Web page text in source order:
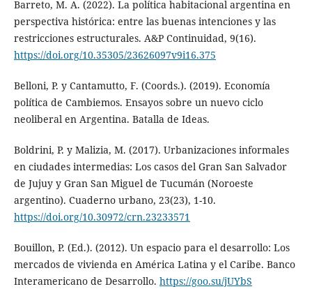
Barreto, M. A. (2022). La política habitacional argentina en
perspectiva histórica: entre las buenas intenciones y las
restricciones estructurales. A&P Continuidad, 9(16).
https://doi.org/10.35305/23626097v9i16.375
Belloni, P. y Cantamutto, F. (Coords.). (2019). Economía
política de Cambiemos. Ensayos sobre un nuevo ciclo
neoliberal en Argentina. Batalla de Ideas.
Boldrini, P. y Malizia, M. (2017). Urbanizaciones informales
en ciudades intermedias: Los casos del Gran San Salvador
de Jujuy y Gran San Miguel de Tucumán (Noroeste
argentino). Cuaderno urbano, 23(23), 1-10.
https://doi.org/10.30972/crn.23233571
Bouillon, P. (Ed.). (2012). Un espacio para el desarrollo: Los
mercados de vivienda en América Latina y el Caribe. Banco
Interamericano de Desarrollo. https://goo.su/jUYbS